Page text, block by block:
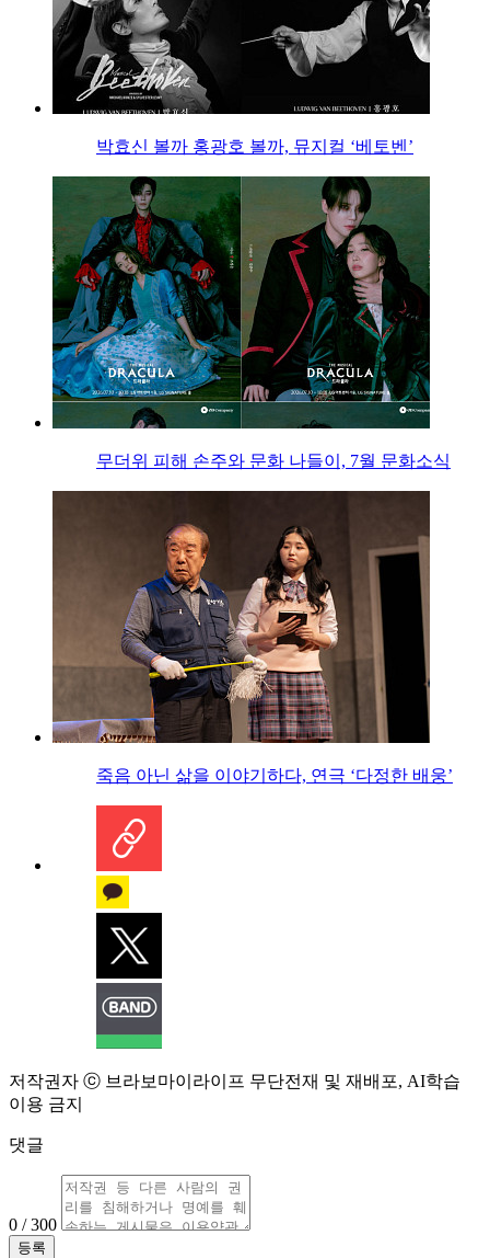
박효신 볼까 홍광호 볼까, 뮤지컬 ‘베토벤’
무더위 피해 손주와 문화 나들이, 7월 문화소식
죽음 아닌 삶을 이야기하다, 연극 ‘다정한 배웅’
저작권자 ⓒ 브라보마이라이프 무단전재 및 재배포, AI학습
이용 금지
댓글
0 / 300